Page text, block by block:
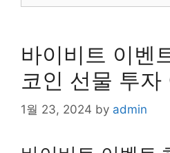
바이비트 이벤
코인 선물 투자
1월 23, 2024 by admin